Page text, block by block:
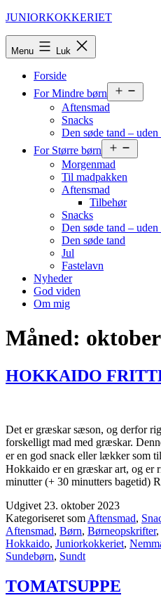
Fortsæt
JUNIORKOKKERIET
Menu Luk
Forside
For Mindre børn
menu
Aftensmad
Snacks
Den søde tand –
For Større børn
menu
Morgenmad
Til madpakken
Aftensmad
Tilbehør
Snacks
Den søde tand –
Den søde tand
Jul
Fastelavn
Nyheder
God viden
Om mig
Måned:
HOKKAIDO
Det er græskar sæson, og derfor
forskelligt mad med græskar.
er en god snack eller lækker som
Hokkaido er en græskar art, og er
minutter (+ 30 minutters bagetid)
Udgivet 23. oktober 2023
Kategoriseret som Aftensmad,
Aftensmad, Børn, Børneopskrifter,
Hokkaido, Juniorkokkeriet,
Sundebørn, Sundt
TOMATSUPPE